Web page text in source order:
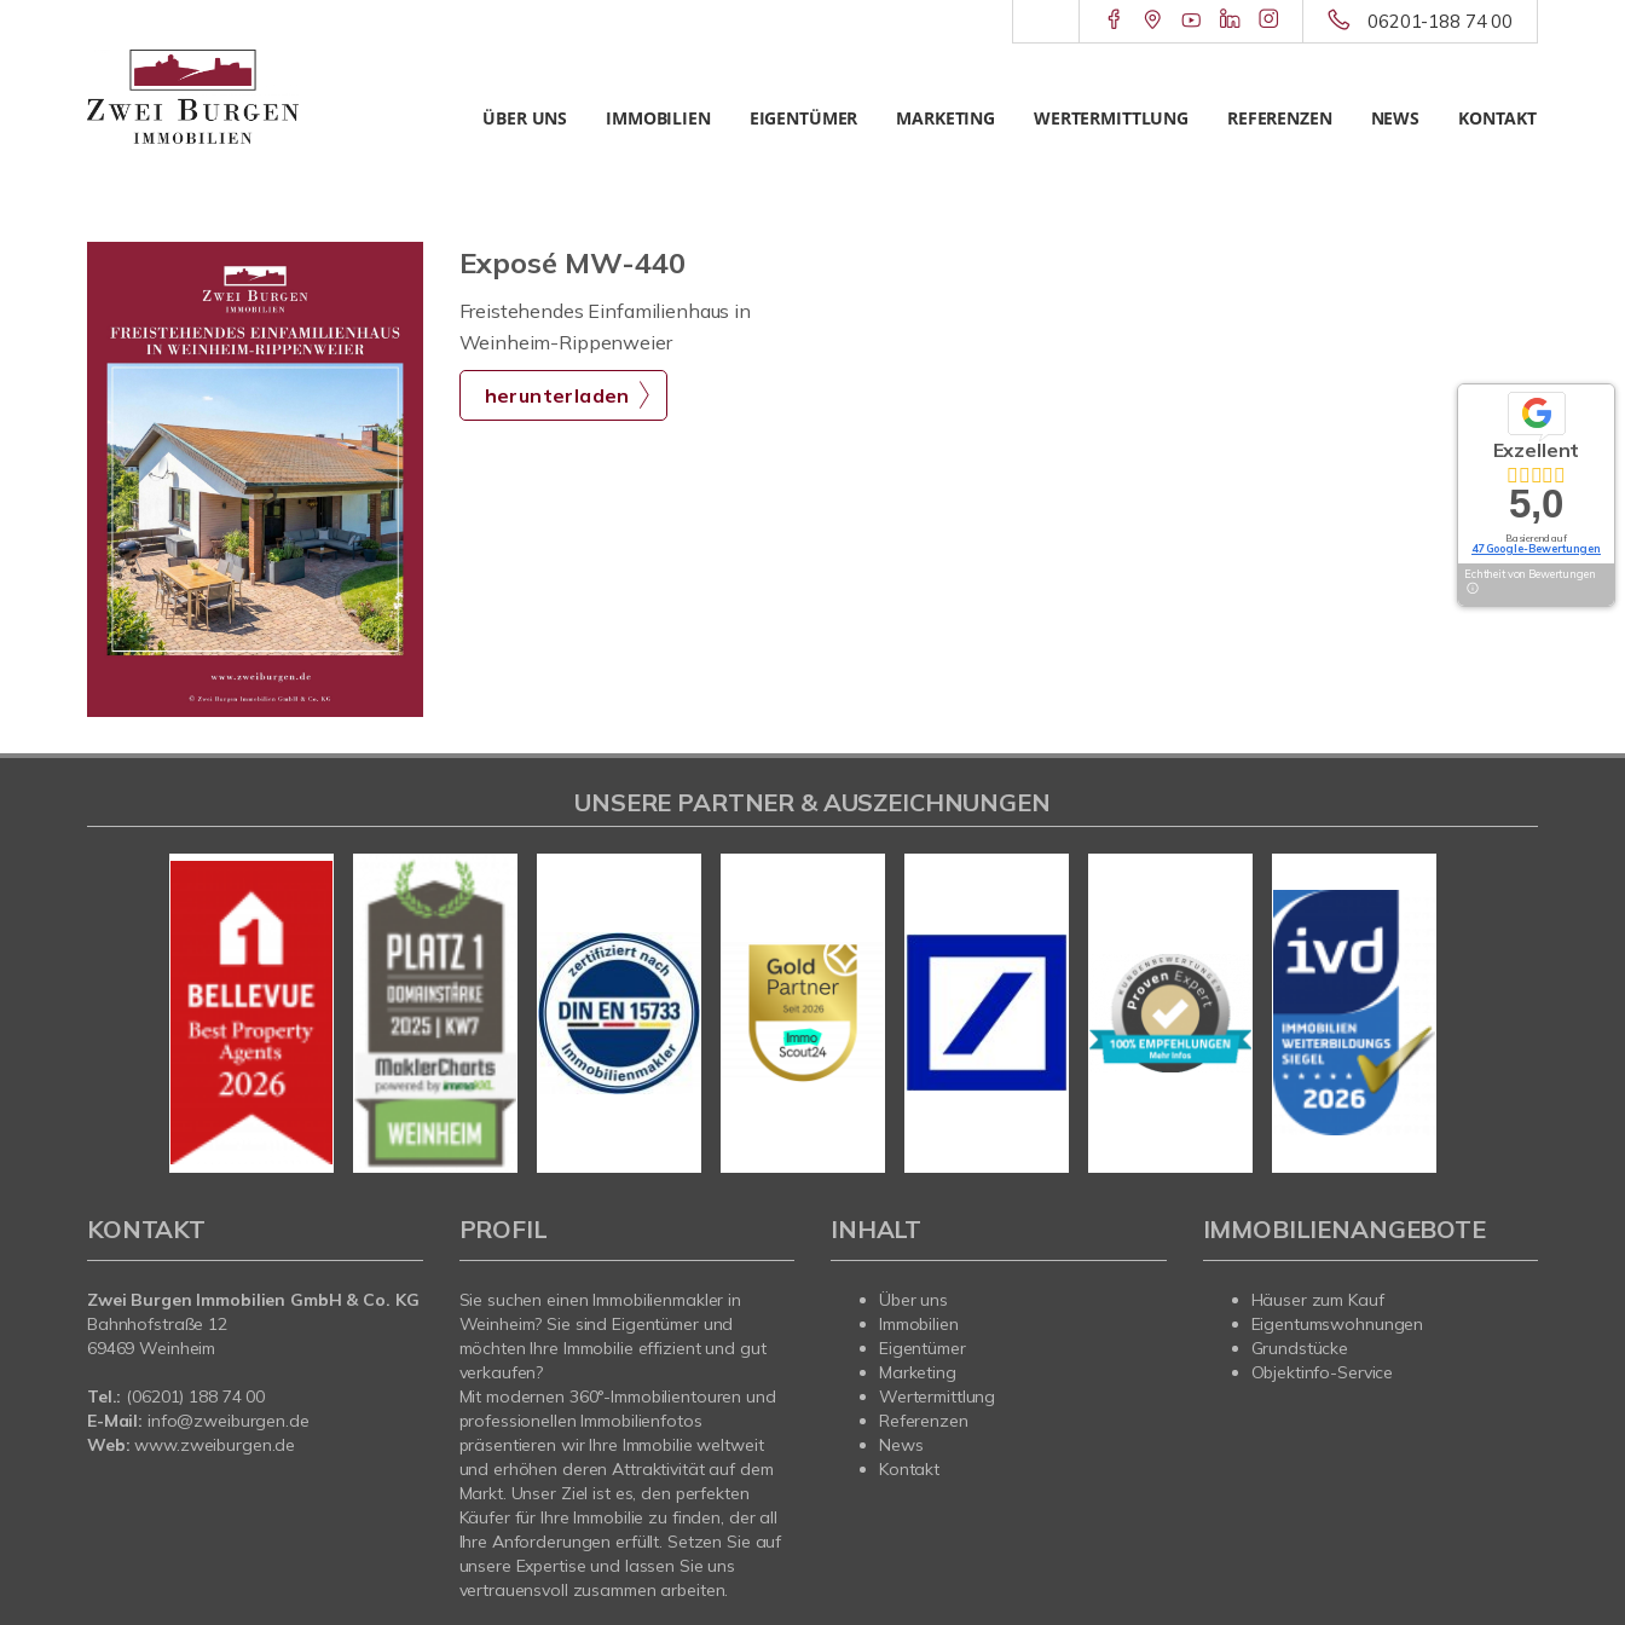
06201-188 74 00
ÜBER UNS IMMOBILIEN EIGENTÜMER MARKETING WERTERMITTLUNG REFERENZEN NEWS KONTAKT
Exposé MW-440
Freistehendes Einfamilienhaus in
Weinheim-Rippenweier
herunterladen
Exzellent
5,0
Basierend auf
47 Google-Bewertungen
Echtheit von Bewertungen
UNSERE PARTNER & AUSZEICHNUNGEN
KONTAKT
Zwei Burgen Immobilien GmbH & Co. KG
Bahnhofstraße 12
69469 Weinheim
Tel.: (06201) 188 74 00
E-Mail: info@zweiburgen.de
Web: www.zweiburgen.de
PROFIL
Sie suchen einen Immobilienmakler in
Weinheim? Sie sind Eigentümer und
möchten Ihre Immobilie effizient und gut
verkaufen?
Mit modernen 360°-Immobilientouren und
professionellen Immobilienfotos
präsentieren wir Ihre Immobilie weltweit
und erhöhen deren Attraktivität auf dem
Markt. Unser Ziel ist es, den perfekten
Käufer für Ihre Immobilie zu finden, der all
Ihre Anforderungen erfüllt. Setzen Sie auf
unsere Expertise und lassen Sie uns
vertrauensvoll zusammen arbeiten.
INHALT
Über uns
Immobilien
Eigentümer
Marketing
Wertermittlung
Referenzen
News
Kontakt
IMMOBILIENANGEBOTE
Häuser zum Kauf
Eigentumswohnungen
Grundstücke
Objektinfo-Service